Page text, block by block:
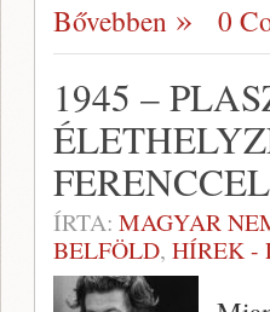
Bővebben 0
1945 –
FERENCCEL
ÍRTA: MAGYAR
BELFÖLD, HÍREK -